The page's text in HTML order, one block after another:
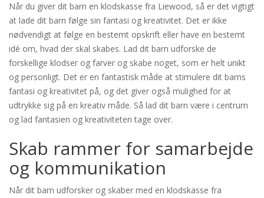
Når du giver dit barn en klodskasse fra Liewood, så er det vigtigt
at lade dit barn følge sin fantasi og kreativitet. Det er ikke
nødvendigt at følge en bestemt opskrift eller have en bestemt
idé om, hvad der skal skabes. Lad dit barn udforske de
forskellige klodser og farver og skabe noget, som er helt unikt
og personligt. Det er en fantastisk måde at stimulere dit barns
fantasi og kreativitet på, og det giver også mulighed for at
udtrykke sig på en kreativ måde. Så lad dit barn være i centrum
og lad fantasien og kreativiteten tage over.
Skab rammer for samarbejde
og kommunikation
Når dit barn udforsker og skaber med en klodskasse fra